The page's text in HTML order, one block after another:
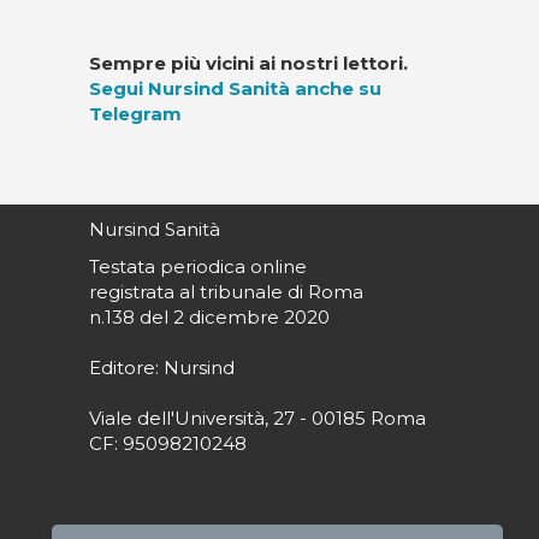
Sempre più vicini ai nostri lettori.
Segui Nursind Sanità anche su
Telegram
Nursind Sanità
Testata periodica online
registrata al tribunale di Roma
n.138 del 2 dicembre 2020
Editore: Nursind
Viale dell'Università, 27 - 00185 Roma
CF: 95098210248